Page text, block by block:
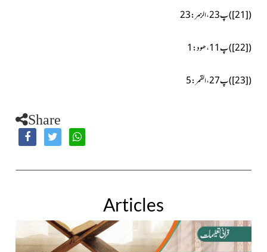
(
[21]
)پ23،الزمر:23
(
[22]
)پ11،ھود:1
(
[23]
)پ27،القمر:5
Share
Articles